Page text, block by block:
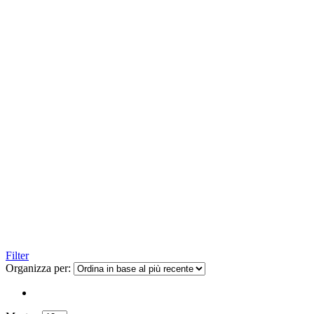
Filter
Organizza per: